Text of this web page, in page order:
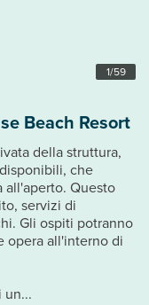
1/59
Beach Resort
della struttura,
che
all'aperto. Questo
servizi di
Gli ospiti potranno
opera all'interno di